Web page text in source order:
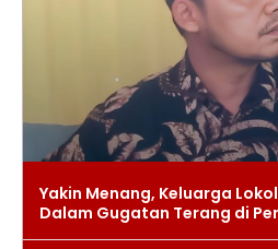
Yakin Menang, Keluarga
Dalam Gugatan Terang di